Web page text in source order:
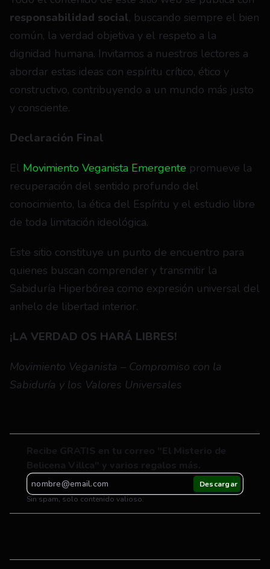
responsabilidad social, buscando siempre el bien
común, la verdad objetiva y el respeto a la
dignidad humana. Invitamos a nuestros lectores a
abordar estas ideas con espíritu crítico, ético y
constructivo, contribuyendo a un mundo más justo
y consciente.
Declaración Final
El Movimiento Veganista Emergente promueve la
recuperación del sentido profundo del
conocimiento, la ética del Espíritu y el estudio libre
de toda limitación ideológica.
Este sitio constituye un punto de encuentro para
quienes buscan comprender y transmitir la
Sabiduría Hiperbórea como expresión universal del
anhelo de libertad interior.
¡LA VERDAD OS HARÁ LIBRES!
Movimiento Veganista – Compromiso con la
Sabiduría y los Valores Universales
Sin spam, solo contenido valioso.